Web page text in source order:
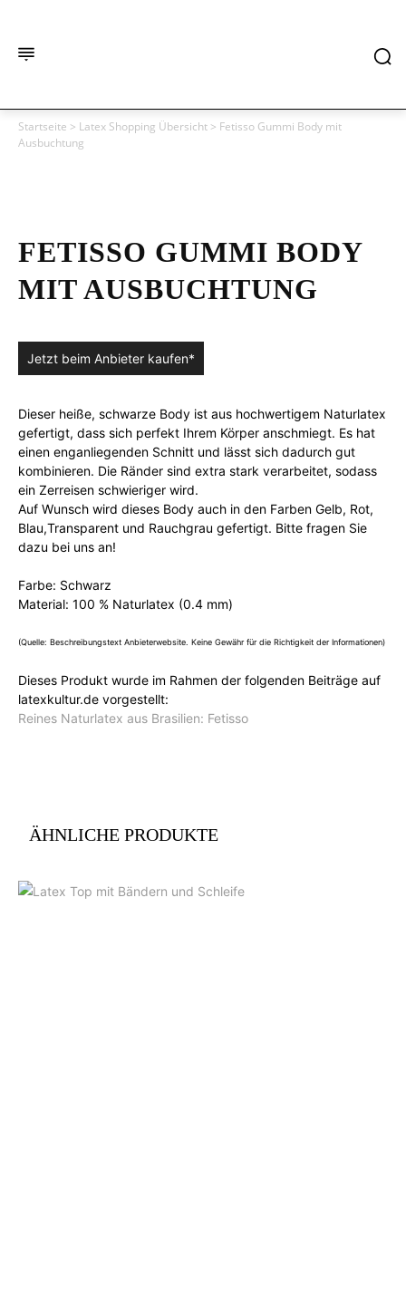
Startseite > Latex Shopping Übersicht > Fetisso Gummi Body mit
Ausbuchtung
FETISSO GUMMI BODY
MIT AUSBUCHTUNG
Jetzt beim Anbieter kaufen*
Dieser heiße, schwarze Body ist aus hochwertigem Naturlatex
gefertigt, dass sich perfekt Ihrem Körper anschmiegt. Es hat
einen enganliegenden Schnitt und lässt sich dadurch gut
kombinieren. Die Ränder sind extra stark verarbeitet, sodass
ein Zerreisen schwieriger wird.
Auf Wunsch wird dieses Body auch in den Farben Gelb, Rot,
Blau,Transparent und Rauchgrau gefertigt. Bitte fragen Sie
dazu bei uns an!
Farbe: Schwarz
Material: 100 % Naturlatex (0.4 mm)
(Quelle: Beschreibungstext Anbieterwebsite. Keine Gewähr für die Richtigkeit der Informationen)
Dieses Produkt wurde im Rahmen der folgenden Beiträge auf
latexkultur.de vorgestellt:
Reines Naturlatex aus Brasilien: Fetisso
ÄHNLICHE PRODUKTE